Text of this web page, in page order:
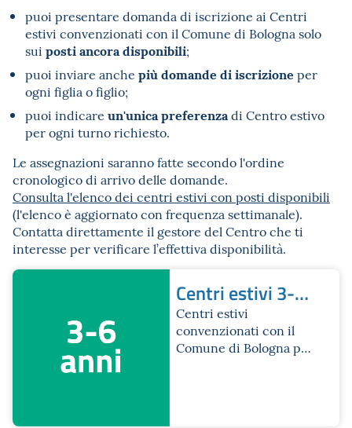
puoi presentare domanda di iscrizione ai Centri
estivi convenzionati con il Comune di Bologna solo
sui posti ancora disponibili;
puoi inviare anche più domande di iscrizione per
ogni figlia o figlio;
puoi indicare un'unica preferenzadi Centro estivo
per ogni turno richiesto.
Le assegnazioni saranno fatte secondo l'ordine
cronologico di arrivo delle domande.
Consulta l'elenco dei centri estivi con posti disponibili
(l'elenco è aggiornato con frequenza settimanale).
Contatta direttamente il gestore del Centro che ti
interesse per verificare l’effettiva disponibilità.
Centri estivi 3-6
anni
Centri estivi
convenzionati con il
Comune di Bologna per